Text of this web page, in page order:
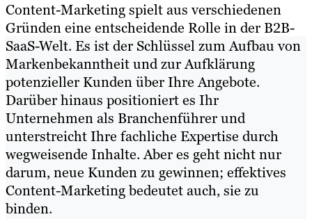
Content-Marketing spielt aus verschiedenen
Gründen eine entscheidende Rolle in der B2B-
SaaS-Welt. Es ist der Schlüssel zum Aufbau von
Markenbekanntheit und zur Aufklärung
potenzieller Kunden über Ihre Angebote.
Darüber hinaus positioniert es Ihr
Unternehmen als Branchenführer und
unterstreicht Ihre fachliche Expertise durch
wegweisende Inhalte. Aber es geht nicht nur
darum, neue Kunden zu gewinnen; effektives
Content-Marketing bedeutet auch, sie zu
binden.